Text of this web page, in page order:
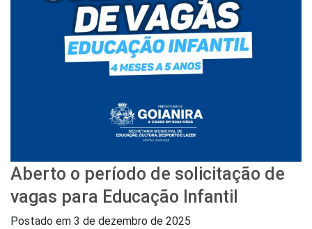
Aberto o período de solicitação de
vagas para Educação Infantil
Postado em 3 de dezembro de 2025